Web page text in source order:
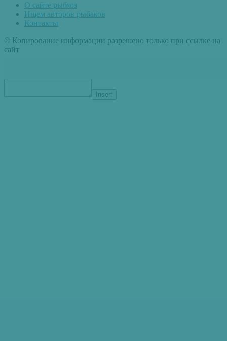
О сайте рыбхоз
Ищем авторов рыбаков
Контакты
© Копирование информации разрешено только при ссылке на
сайт
Insert